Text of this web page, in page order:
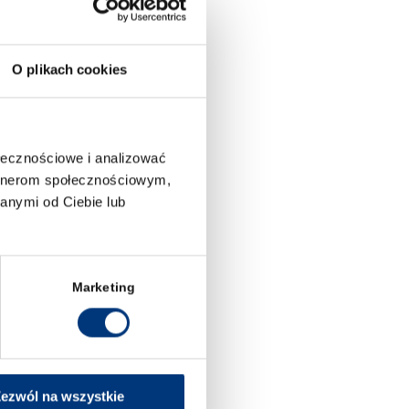
O plikach cookies
i analizować
społecznościowym,
od Ciebie lub
Marketing
na wszystkie
Wymagało
są pod tym względem
dostępu do
razie naruszenia jej
w Polsce model
eliminować skutki
przewidzianych w
w ramach skargi
gdyż nie
jednak podkreślić, że
doświadczenia